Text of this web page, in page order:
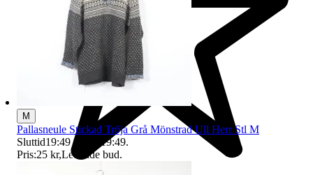
M
Pallasneule Stickad Tröja Grå Mönstrad Ull Herr Stl M
Sluttid19:49 9 aug 19:49.
Pris:25 kr,Ledande bud.